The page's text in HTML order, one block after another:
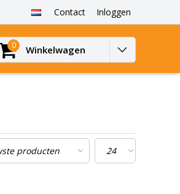
Contact Inloggen
0 Winkelwagen